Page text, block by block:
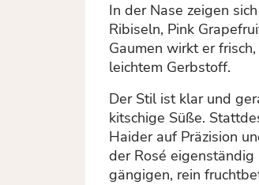
In der Nase zeigen
Ribiseln, Pink
Gaumen wirkt er
leichtem Gerbstoff.
Der Stil ist klar und
kitschige Süße.
Haider auf Präzision
der Rosé
gängigen, rein